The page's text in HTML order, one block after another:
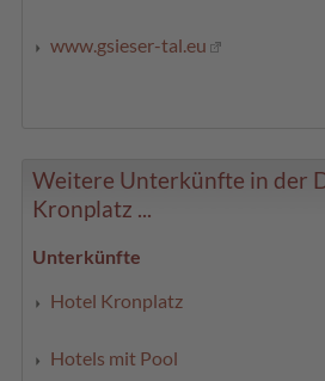
www.gsieser-tal.eu
Weitere Unterkünfte in der
Kronplatz ...
Unterkünfte
Hotel Kronplatz
Hotels mit Pool